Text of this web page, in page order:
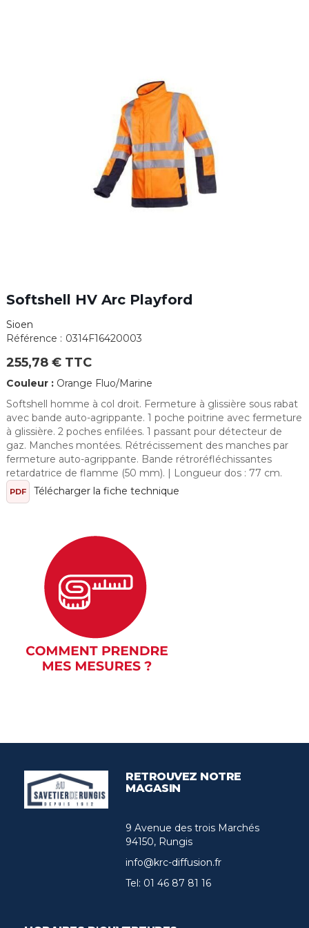
Softshell HV Arc Playford
Sioen
Référence : 0314F16420003
255,78 € TTC
Couleur : Orange Fluo/Marine
Softshell homme à col droit. Fermeture à glissière sous rabat
avec bande auto-agrippante. 1 poche poitrine avec fermeture
à glissière. 2 poches enfilées. 1 passant pour détecteur de
gaz. Manches montées. Rétrécissement des manches par
fermeture auto-agrippante. Bande rétroréfléchissantes
retardatrice de flamme (50 mm). | Longueur dos : 77 cm.
PDF Télécharger la fiche technique
RETROUVEZ NOTRE
MAGASIN
9 Avenue des trois Marchés
94150, Rungis
info@krc-diffusion.fr
Tel: 01 46 87 81 16